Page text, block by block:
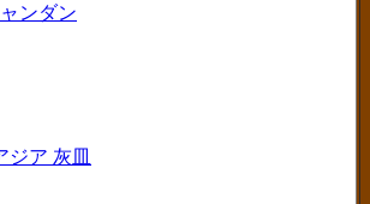
ンダン
ジア 灰皿